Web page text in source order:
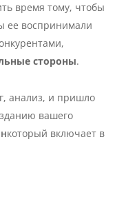
время тому, чтобы
ее воспринимали
стороны.
анализ, и пришло
вашего
который включает в